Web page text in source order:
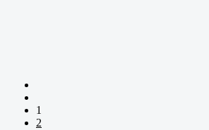
1
2